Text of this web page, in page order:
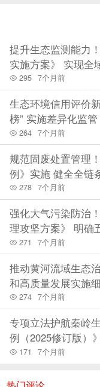
正是在这样的
《条例》对生态
定。《条例》规定，
地区间横向补偿、市
定开展生态保护的
生态保护补偿可以采
才培训、共建园区、
对于开展生态保
政府主导、社会参与
重，坚持统筹协同推
益相统一。
提升生态监测能力
实施方案》 实现全
295 7个月前
生态环境信用评价
榜” 实施差异化监管
264 7个月前
规范固废处置管理
例》实施 健全全链
278 7个月前
强化大气污染防治
理攻坚方案》 明确
271 7个月前
推动黄河流域生态
和高质量发展实施细
274 7个月前
专项立法护航秦岭
例（2025修订版）
171 7个月前